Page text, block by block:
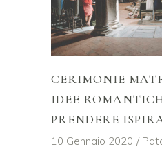
CERIMONIE
IDEE
PRENDERE
10 Gennaio 2020